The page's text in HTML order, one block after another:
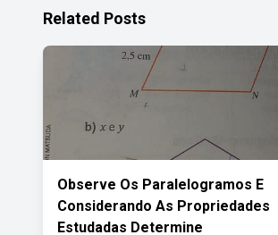
Related Posts
Observe Os Paralelogramos E
Considerando As Propriedades
Estudadas Determine